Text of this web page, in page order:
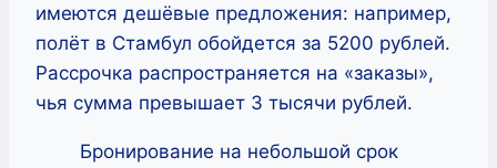
имеются дешёвые предложения: например,
полёт в Стамбул обойдется за 5200 рублей.
Рассрочка распространяется на «заказы»,
чья сумма превышает 3 тысячи рублей.
Бронирование на небольшой срок